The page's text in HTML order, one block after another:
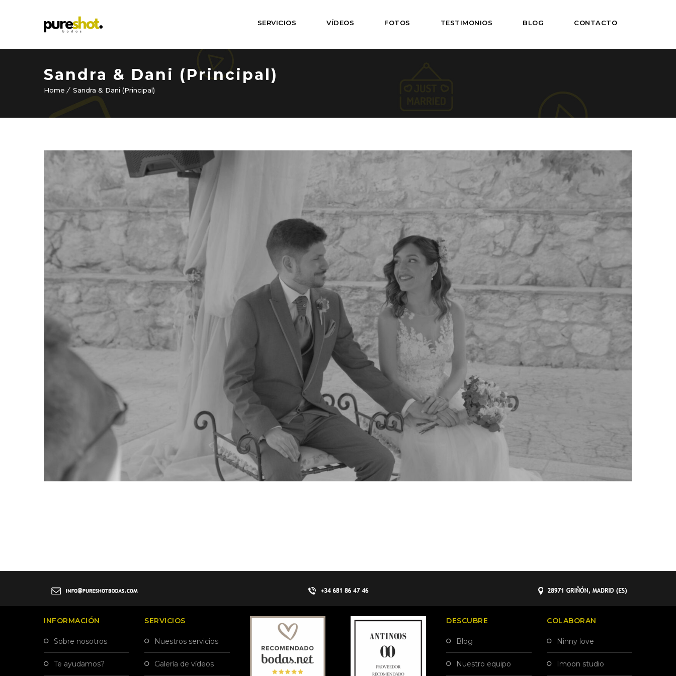
SERVICIOS VÍDEOS FOTOS TESTIMONIOS BLOG CONTACTO
Sandra & Dani (Principal)
Home Sandra & Dani (Principal)
INFORMACIÓN
sobre nosotros
te ayudamos?
SERVICIOS
nuestros servicios
galería de vídeos
DESCUBRE
blog
nuestro equipo
COLABORAN
ninny love
imoon studio